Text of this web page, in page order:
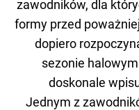
zawodników, dla
formy przed
dopiero
sezonie
doskonale
Jednym z